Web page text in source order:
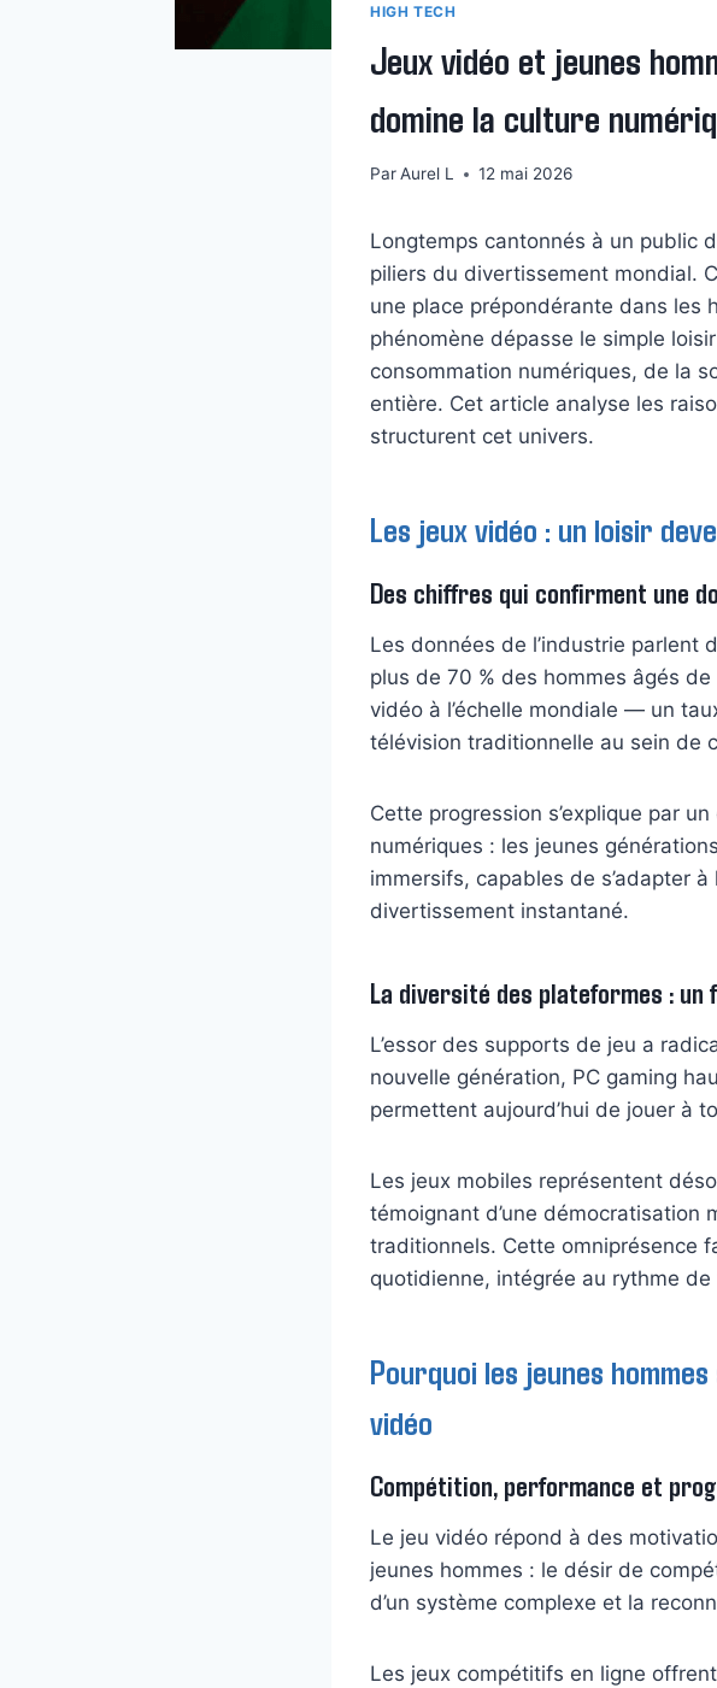
HIGH TECH
Jeux vidéo et jeunes
domine la culture
ParAurel L 12 mai 2026
Longtemps cantonnés à un public
piliers du divertissement mondial.
une place prépondérante dans les
phénomène dépasse le simple
consommation numériques, de la
entière. Cet article analyse les
structurent cet univers.
Les jeux vidéo : un loisir
Des chiffres qui confirment une
Les données de l’industrie parlent
plus de 70 % des hommes âgés
vidéo à l’échelle mondiale — un
télévision traditionnelle au sein de
Cette progression s’explique par
numériques : les jeunes
immersifs, capables de s’adapter
divertissement instantané.
La diversité des plateformes : un
L’essor des supports de jeu a
nouvelle génération, PC gaming
permettent aujourd’hui de jouer à
Les jeux mobiles représentent
témoignant d’une démocratisation
traditionnels. Cette omniprésence
quotidienne, intégrée au rythme de
Pourquoi les jeunes
vidéo
Compétition, performance et
Le jeu vidéo répond à des
jeunes hommes : le désir de
d’un système complexe et la
Les jeux compétitifs en ligne